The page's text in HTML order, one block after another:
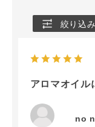
絞り込み
アロマオイル
no